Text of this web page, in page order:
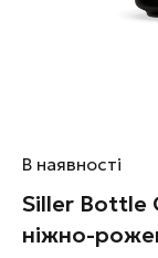
В наявності
Siller Bottle
ніжно-